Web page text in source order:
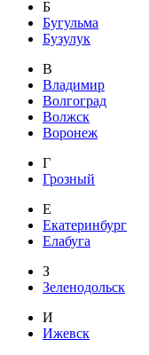
Б
Бугульма
Бузулук
В
Владимир
Волгоград
Волжск
Воронеж
Г
Грозный
Е
Екатеринбург
Елабуга
З
Зеленодольск
И
Ижевск